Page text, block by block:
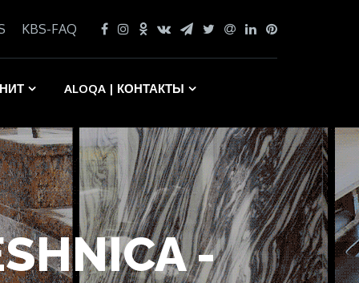
KBS-FAQ
ALOQA | КОНТАКТЫ
-